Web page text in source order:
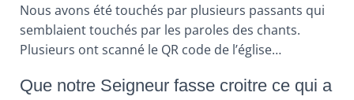
Nous avons été touchés par plusieurs passants qui
semblaient touchés par les paroles des chants.
Plusieurs ont scanné le QR code de l’église…
Que notre Seigneur fasse croitre ce qui a